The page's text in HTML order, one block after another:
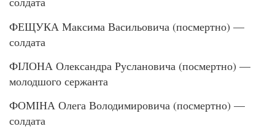
ФЕЩУКА Максима Васильовича (посмертно) —
солдата
ФІЛОНА Олександра Руслановича (посмертно) —
молодшого сержанта
ФОМІНА Олега Володимировича (посмертно) —
солдата